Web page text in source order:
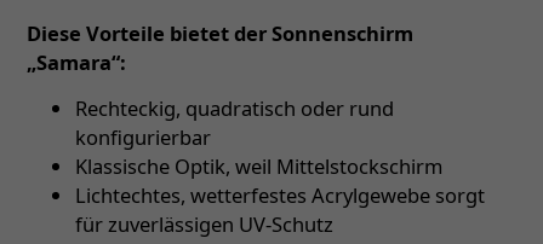
Diese Vorteile bietet der Sonnenschirm
„Samara“:
Rechteckig, quadratisch oder rund
konfigurierbar
Klassische Optik, weil Mittelstockschirm
Lichtechtes, wetterfestes Acrylgewebe sorgt
für zuverlässigen UV-Schutz